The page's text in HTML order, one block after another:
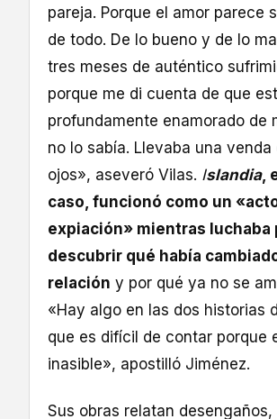
pareja. Porque el amor parece
de todo. De lo bueno y de lo
tres meses de auténtico
porque me di cuenta de que
profundamente enamorado de
no lo sabía. Llevaba una venda
ojos», aseveró Vilas. Islandia,
caso, funcionó como un
expiación» mientras luchaba
descubrir qué había
relación y por qué ya no se
«Hay algo en las dos historias
que es difícil de contar porque
inasible», apostilló Jiménez.
Sus obras relatan desengaños,